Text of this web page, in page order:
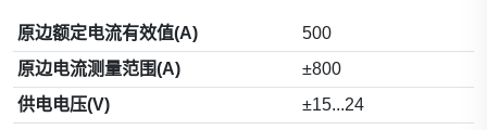
原边额定电流有效值(A)
500
原边电流测量范围(A)
±800
供电电压(V)
±15...24